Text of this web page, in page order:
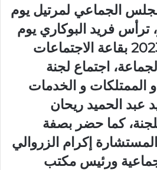
الجماعي لمرتيل يوم
فريد البوكاري يوم
الثلاثاء 26 شتنبر 2023 بقاعة الاجتماعات
اجتماع لجنة
و الممتلكات و الخدمات
الحميد ريحان
كما حضر بصفة
إكرام الزروالي
ورئيس مكتب